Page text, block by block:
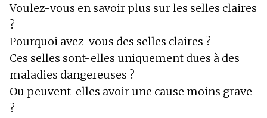
Voulez-vous en savoir plus sur les selles claires
?
Pourquoi avez-vous des selles claires ?
Ces selles sont-elles uniquement dues à des
maladies dangereuses ?
Ou peuvent-elles avoir une cause moins grave
?